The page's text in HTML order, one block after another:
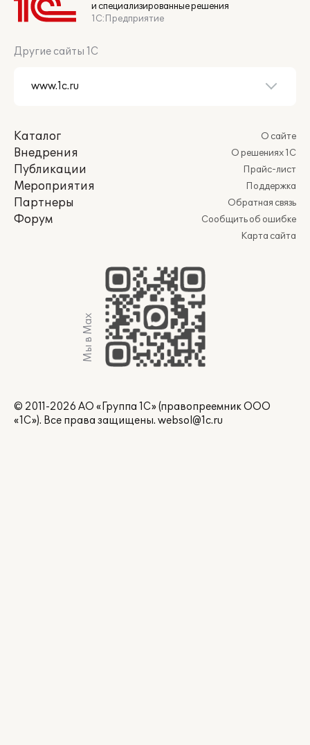
и специализированные решения
1С:Предприятие
Другие сайты 1С
Каталог
Внедрения
Публикации
Мероприятия
Партнеры
Форум
О сайте
О решениях 1С
Прайс-лист
Поддержка
Обратная связь
Сообщить об ошибке
Карта сайта
Мы в Max
© 2011-2026 АО «Группа 1С» (правопреемник ООО
«1С»). Все права защищены. websol@1c.ru